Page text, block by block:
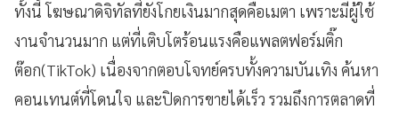
ทั้งนี้ โฆษณาดิจิทัลที่ยังโกยเงินมากสุดคือเมตา เพราะมีผู้ใช้
งานจำนวนมาก แต่ที่เติบโตร้อนแรงคือแพลตฟอร์มติ๊ก
ต๊อก(TikTok) เนื่องจากตอบโจทย์ครบทั้งความบันเทิง ค้นหา
คอนเทนต์ที่โดนใจ และปิดการขายได้เร็ว รวมถึงการตลาดที่